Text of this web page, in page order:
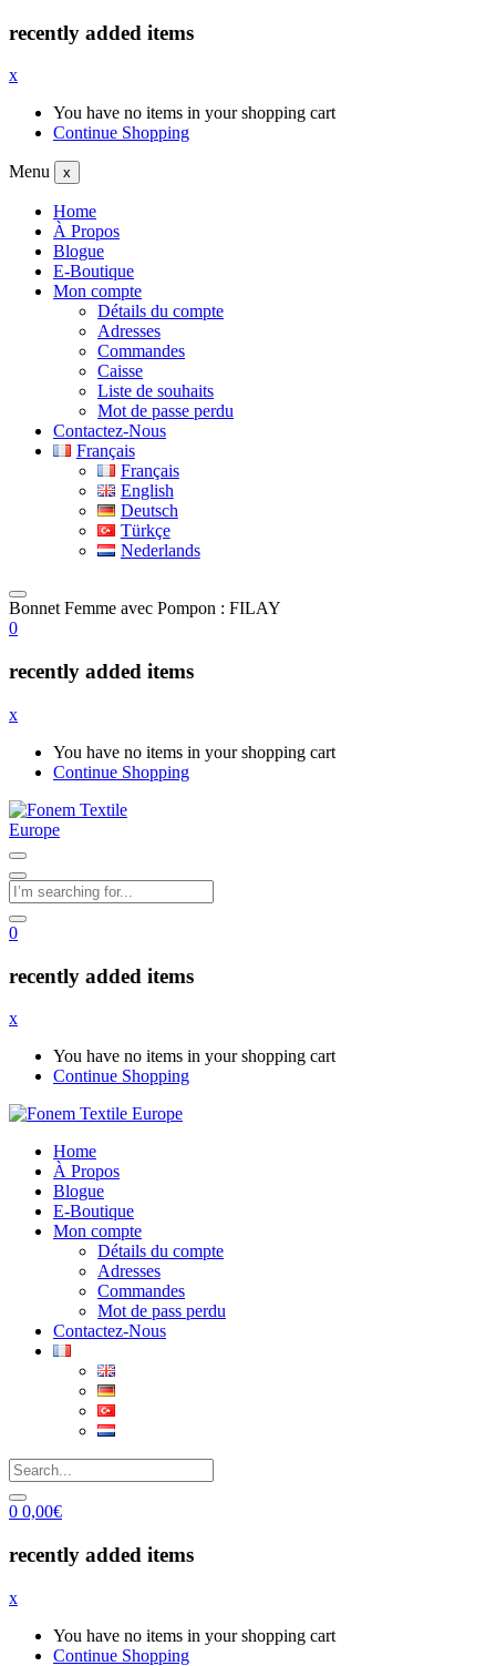
recently added items
x
You have no items in your shopping cart
Continue Shopping
Menu x
Home
À Propos
Blogue
E-Boutique
Mon compte
Détails du compte
Adresses
Commandes
Caisse
Liste de souhaits
Mot de passe perdu
Contactez-Nous
Français
Français
English
Deutsch
Türkçe
Nederlands
Bonnet Femme avec Pompon : FILAY
0
recently added items
x
You have no items in your shopping cart
Continue Shopping
0
recently added items
x
You have no items in your shopping cart
Continue Shopping
Home
À Propos
Blogue
E-Boutique
Mon compte
Détails du compte
Adresses
Commandes
Mot de pass perdu
Contactez-Nous
0 0,00€
recently added items
x
You have no items in your shopping cart
Continue Shopping